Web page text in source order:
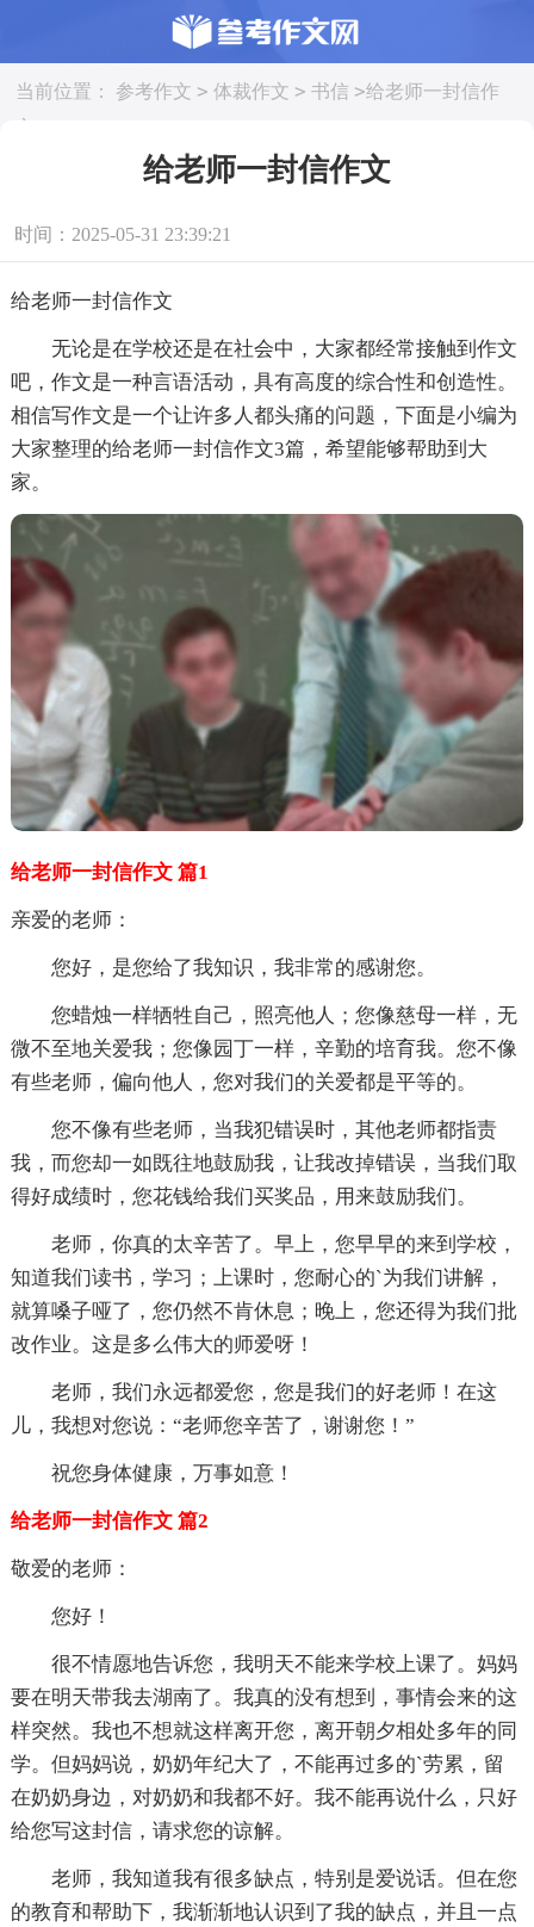
当前位置： 参考作文 > 体裁作文 > 书信 >给老师一封信作
文
给老师一封信作文
时间：2025-05-31 23:39:21
给老师一封信作文
无论是在学校还是在社会中，大家都经常接触到作文
吧，作文是一种言语活动，具有高度的综合性和创造性。
相信写作文是一个让许多人都头痛的问题，下面是小编为
大家整理的给老师一封信作文3篇，希望能够帮助到大
家。
给老师一封信作文 篇1
亲爱的老师：
您好，是您给了我知识，我非常的感谢您。
您蜡烛一样牺牲自己，照亮他人；您像慈母一样，无
微不至地关爱我；您像园丁一样，辛勤的培育我。您不像
有些老师，偏向他人，您对我们的关爱都是平等的。
您不像有些老师，当我犯错误时，其他老师都指责
我，而您却一如既往地鼓励我，让我改掉错误，当我们取
得好成绩时，您花钱给我们买奖品，用来鼓励我们。
老师，你真的太辛苦了。早上，您早早的来到学校，
知道我们读书，学习；上课时，您耐心的`为我们讲解，
就算嗓子哑了，您仍然不肯休息；晚上，您还得为我们批
改作业。这是多么伟大的师爱呀！
老师，我们永远都爱您，您是我们的好老师！在这
儿，我想对您说：“老师您辛苦了，谢谢您！”
祝您身体健康，万事如意！
给老师一封信作文 篇2
敬爱的老师：
您好！
很不情愿地告诉您，我明天不能来学校上课了。妈妈
要在明天带我去湖南了。我真的没有想到，事情会来的这
样突然。我也不想就这样离开您，离开朝夕相处多年的同
学。但妈妈说，奶奶年纪大了，不能再过多的`劳累，留
在奶奶身边，对奶奶和我都不好。我不能再说什么，只好
给您写这封信，请求您的谅解。
老师，我知道我有很多缺点，特别是爱说话。但在您
的教育和帮助下，我渐渐地认识到了我的缺点，并且一点